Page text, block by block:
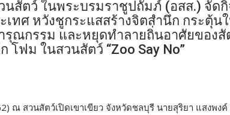
นสัตว์ ในพระบรมราชูปถัมภ์ (อสส.) จัด
เทศ หวังชูกระแสสร้างจิตสำนึก กระตุ้
รุณกรรม และหยุดทำลายถิ่นอาศัยของสั
โฟม ในสวนสัตว์ “Zoo Say No”
ณ สวนสัตว์เปิดเขาเขียว จังหวัดชลบุรี นายสุริยา แสงพง